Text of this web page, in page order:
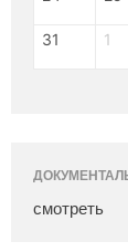
31 1
смотреть